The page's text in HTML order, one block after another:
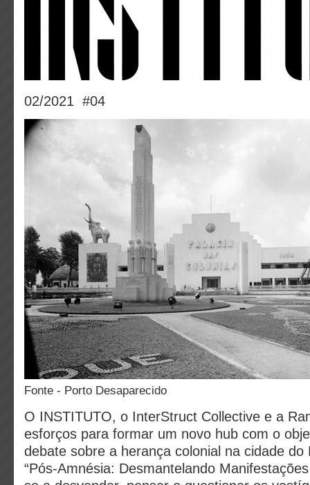
02/2021 #04
Fonte - Porto Desaparecido
O INSTITUTO, o InterStruct Collective e a
esforços para formar um novo hub com o
debate sobre a herança colonial na cidade
“Pós-Amnésia: Desmantelando